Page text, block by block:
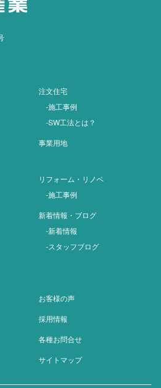
注文住宅
-施工事例
-SW工法とは？
事業用地
リフォーム・リノベ
-施工事例
新着情報・ブログ
-新着情報
-スタッフブログ
お客様の声
採用情報
各種お問合せ
サイトマップ